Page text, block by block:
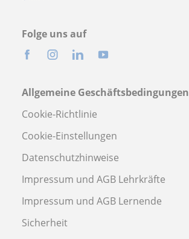
Folge uns auf
Allgemeine Geschäftsbedingungen
Cookie-Richtlinie
Cookie-Einstellungen
Datenschutzhinweise
Impressum und AGB Lehrkräfte
Impressum und AGB Lernende
Sicherheit